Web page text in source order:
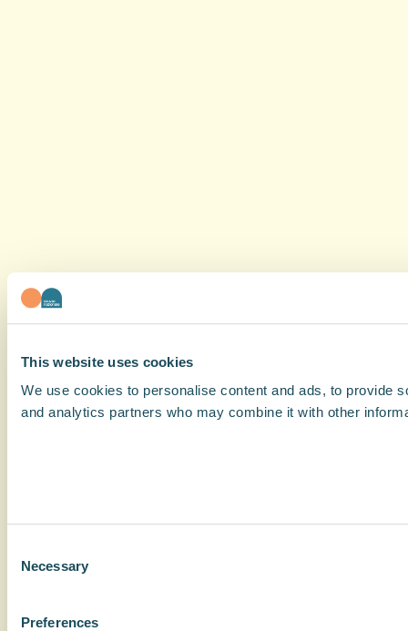
This website uses cookies
We use cookies to personalise content and ads, to provide
and analytics partners who may combine it with other
Selection
Necessary
Preferences